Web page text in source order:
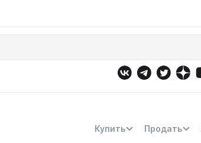
Купить Продать